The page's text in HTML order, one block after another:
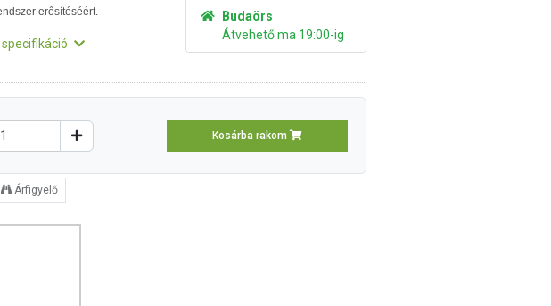
erősítéséért.
Budaörs
Átvehető ma 19:00-ig
Kosárba rakom
Árfigyelő